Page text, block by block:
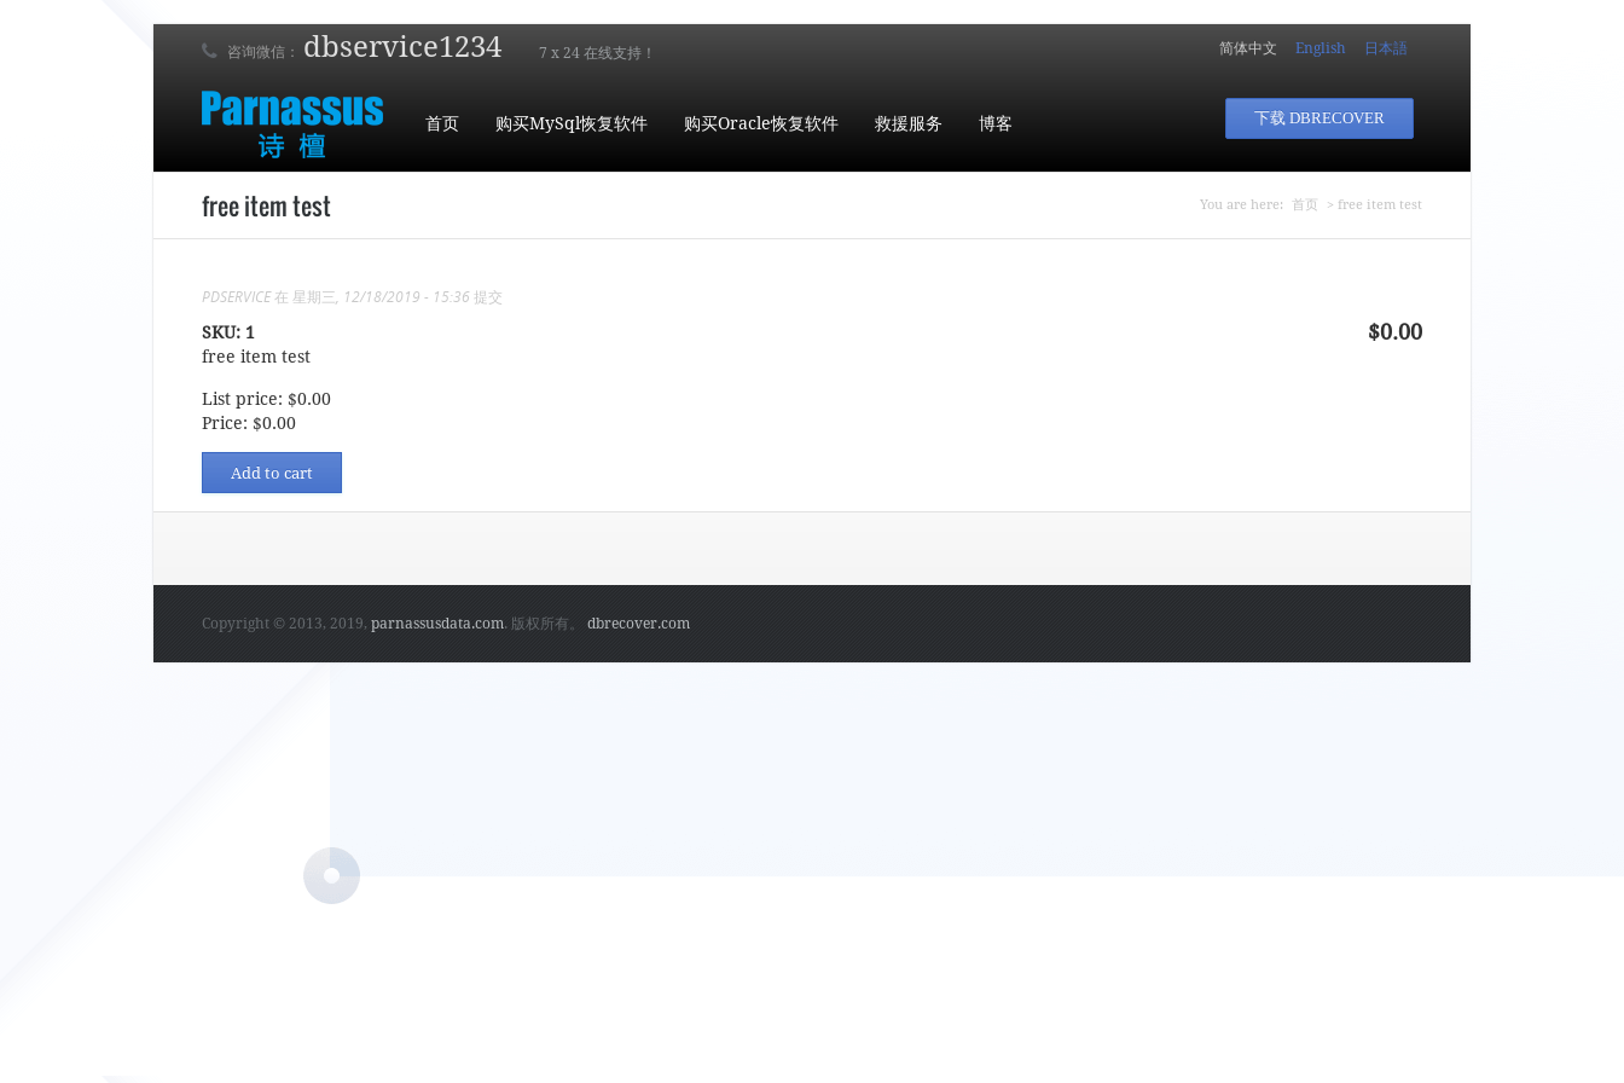
咨询微信： dbservice1234 7 x 24 在线支持！ 简体中文 English 日本語
首页 购买MySql恢复软件 购买Oracle恢复软件 救援服务 博客 下载 DBRECOVER
你在这里
You are here: 首页 > free item test
free item test
PDSERVICE在 星期三, 12/18/2019 - 15:36 提交
$0.00
SKU: 1
free item test
List price: $0.00
Price: $0.00
Copyright © 2013, 2019, parnassusdata.com. 版权所有。 dbrecover.com